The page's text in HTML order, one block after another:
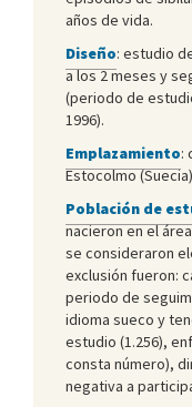
años de vida.
Diseño: estudio
a los 2 meses y
(periodo de
1996).
Emplazamiento:
Estocolmo
Población de
nacieron en el
se consideraron
exclusión fueron:
periodo de
idioma sueco y
estudio (1.256),
consta número),
negativa a